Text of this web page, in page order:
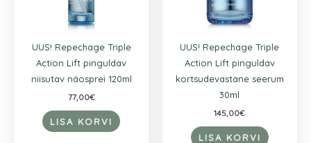
UUS! Repechage Triple
Action Lift pinguldav
niisutav näosprei 120ml
77,00€
LISA KORVI
UUS! Repechage Triple
Action Lift pinguldav
kortsudevastane seerum
30ml
145,00€
LISA KORVI